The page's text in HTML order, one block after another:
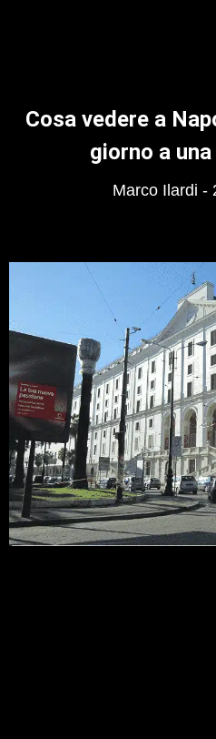
Cosa vedere a
giorno a
Marco Ilardi